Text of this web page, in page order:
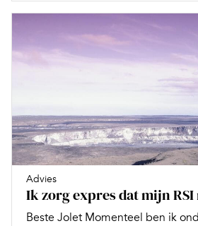
Advies
Ik zorg expres dat mijn
Beste Jolet Momenteel ben ik